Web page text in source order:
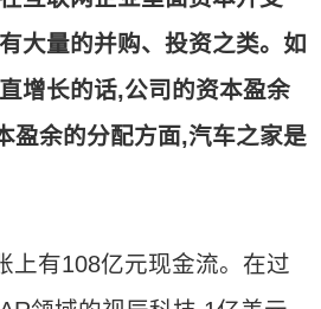
大量的并购、投资之类。如
增长的话,公司的资本盈余
盈余的分配方面,汽车之家是
上有108亿元现金流。在过